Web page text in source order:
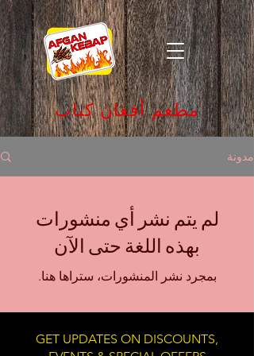
مطعم أفغان كباب
مدونة
لم يتم نشر أي منشورات
بهذه اللغة حتى الآن
بمجرد نشر المنشورات، ستراها هنا.
GET UPDATES ON DISCOUNTS,